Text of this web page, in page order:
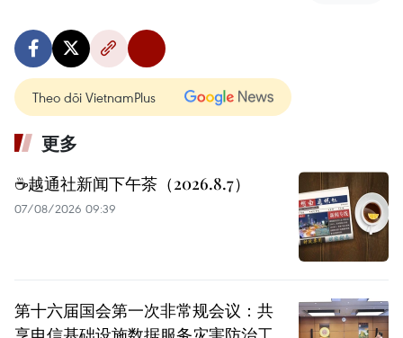
Theo dõi VietnamPlus
更多
☕️越通社新闻下午茶（2026.8.7）
07/08/2026 09:39
第十六届国会第一次非常规会议：共